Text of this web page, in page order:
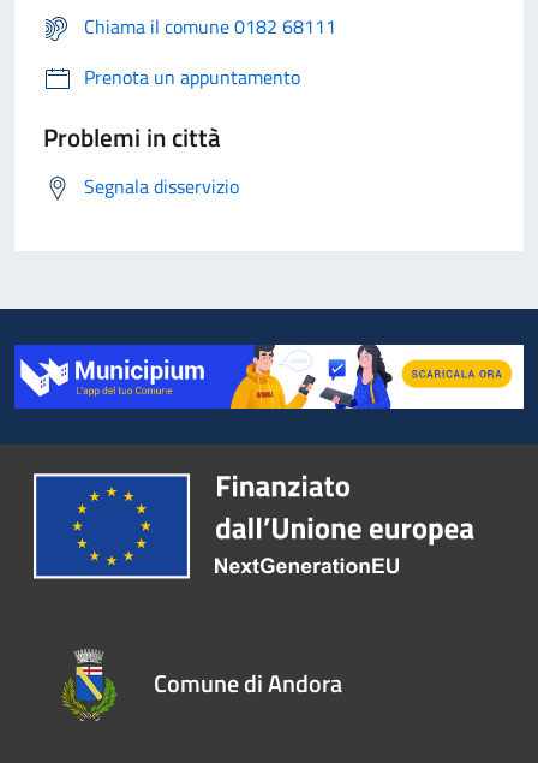
Chiama il comune 0182 68111
Prenota un appuntamento
Problemi in città
Segnala disservizio
Comune di Andora